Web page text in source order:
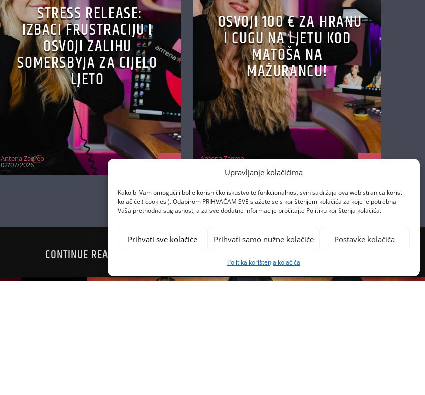
Upravljanje kolačićima
Kako bi Vam omogućili bolje korisničko iskustvo te funkcionalnost svih sadržaja ova web stranica koristi
kolačiće ( cookies ). Odabirom PRIHVAĆAM SVE slažete se s korištenjem kolačića za koje je potrebna
Vaša prethodna suglasnost, a za sve dodatne informacije pročitajte Politiku korištenja kolačića.
Prihvati sve kolačiće Prihvati samo nužne kolačiće Postavke kolačića
Politika korištenja kolačića
STRESS RELEASE:
IZBACI FRUSTRACIJU I
OSVOJI ZALIHU
SOMERSBYJA ZA CIJELO
LJETO
Antena Zagreb
02/07/2026
OSVOJI 100 € ZA HRANU
I CUGU NA LJETU KOD
MATOŠA NA
MAŽURANCU!
Antena Zagreb
CONTINUE READING